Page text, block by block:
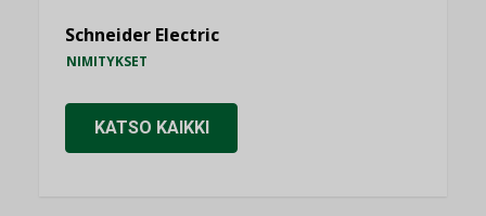
Schneider Electric
NIMITYKSET
KATSO KAIKKI